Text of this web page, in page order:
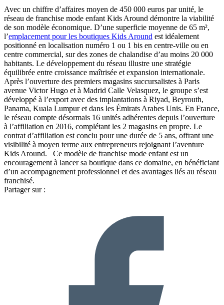
Avec un chiffre d’affaires moyen de 450 000 euros par unité, le
réseau de franchise mode enfant Kids Around démontre la viabilité
de son modèle économique. D’une superficie moyenne de 65 m²,
l’emplacement pour les boutiques Kids Around est idéalement
positionné en localisation numéro 1 ou 1 bis en centre-ville ou en
centre commercial, sur des zones de chalandise d’au moins 20 000
habitants. Le développement du réseau illustre une stratégie
équilibrée entre croissance maîtrisée et expansion internationale.
Après l’ouverture des premiers magasins succursalistes à Paris
avenue Victor Hugo et à Madrid Calle Velasquez, le groupe s’est
développé à l’export avec des implantations à Riyad, Beyrouth,
Panama, Kuala Lumpur et dans les Émirats Arabes Unis. En France,
le réseau compte désormais 16 unités adhérentes depuis l’ouverture
à l’affiliation en 2016, complétant les 2 magasins en propre. Le
contrat d’affiliation est conclu pour une durée de 5 ans, offrant une
visibilité à moyen terme aux entrepreneurs rejoignant l’aventure
Kids Around. Ce modèle de franchise mode enfant est un
encouragement à lancer sa boutique dans ce domaine, en bénéficiant
d’un accompagnement professionnel et des avantages liés au réseau
franchisé.
Partager sur :